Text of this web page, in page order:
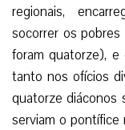
regionais,
socorrer os
foram quatorze), e
tanto nos ofícios
quatorze diáconos
serviam o pontífice